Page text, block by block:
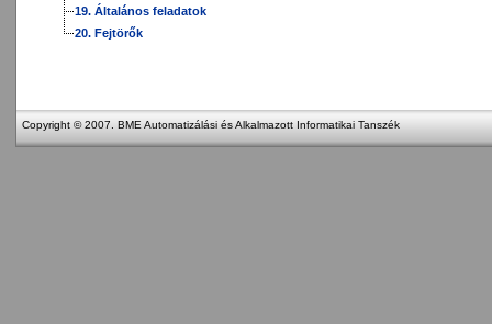
19. Általános feladatok
20. Fejtörők
Copyright © 2007. BME Automatizálási és Alkalmazott Informatikai Tanszék